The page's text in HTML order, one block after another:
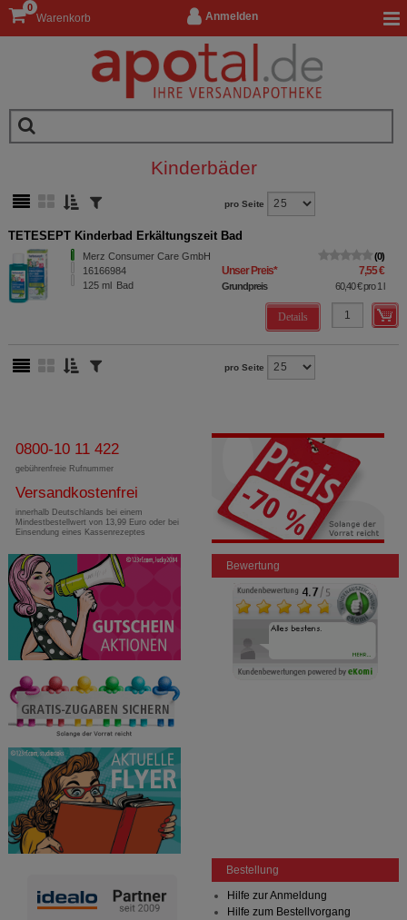
Anmelden
Warenkorb
0
Kinderbäder
pro Seite
TETESEPT Kinderbad Erkältungszeit Bad
Merz Consumer Care GmbH
16166984
125 ml Bad
0
Unser Preis* 7,55 €
Grundpreis 60,40 €pro 1 l
Details
pro Seite
0800-10 11 422
gebührenfreie Rufnummer
Versandkostenfrei
innerhalb Deutschlands bei einem
Mindestbestellwert von 13,99 Euro oder bei
Einsendung eines Kassenrezeptes
Bewertung
Bestellung
Hilfe zur Anmeldung
Hilfe zum Bestellvorgang